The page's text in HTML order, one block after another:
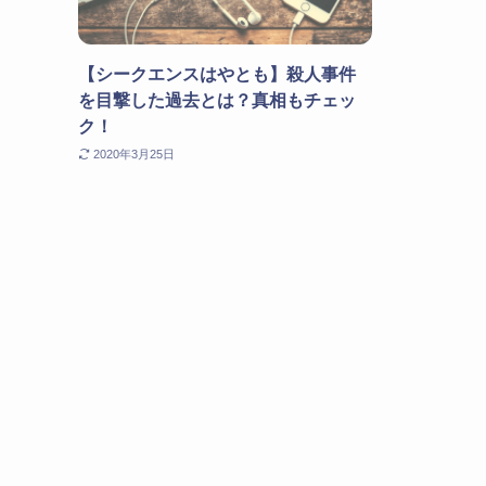
【シークエンスはやとも】殺人事件
を目撃した過去とは？真相もチェッ
ク！
2020年3月25日